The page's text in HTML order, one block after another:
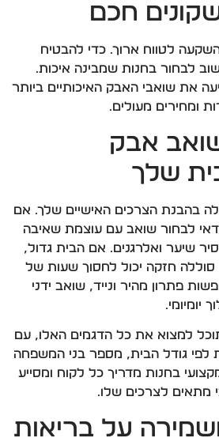
חכם
לטווח ארוך. כדי להבטיח
לבחור בחנות שמבינה איכות.
את שואבי האבק האיכותיים ביותר
ומחירים מעולים.
אבק
שלך
בהבנת הצרכים האישיים שלך. אם
לבחור שואב עם עוצמת שאיבה
שיער ואלרגנים. אם הבית גדול,
סוללה חזקה יכול לחסוך שעות של
פתרון מהיר ונייד, שואב ידני
יומיומי.
למצוא את כל הדגמים האלו, עם
גודל הבית, מספר בני המשפחה
בחנות מדריך כל לקוח ומסייע
מתאים לצרכים שלו.
על בריאות